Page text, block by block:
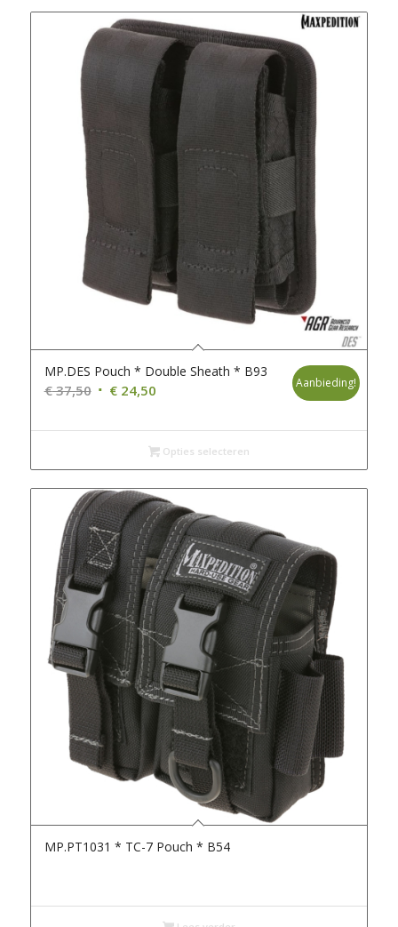
MP.DES Pouch * Double Sheath * B93
€37,50 Oorspronkelijke
was:
€24,50Huidige
is:
€ 24,50.
Aanbieding!
Opties selecteren
MP.PT1031 * TC-7 Pouch * B54